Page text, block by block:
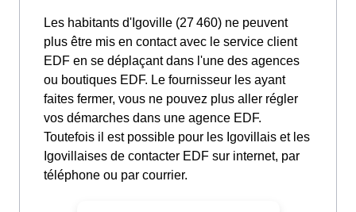
Les habitants d'Igoville (27 460) ne peuvent
plus être mis en contact avec le service client
EDF en se déplaçant dans l'une des agences
ou boutiques EDF. Le fournisseur les ayant
faites fermer, vous ne pouvez plus aller régler
vos démarches dans une agence EDF.
Toutefois il est possible pour les Igovillais et les
Igovillaises de contacter EDF sur internet, par
téléphone ou par courrier.